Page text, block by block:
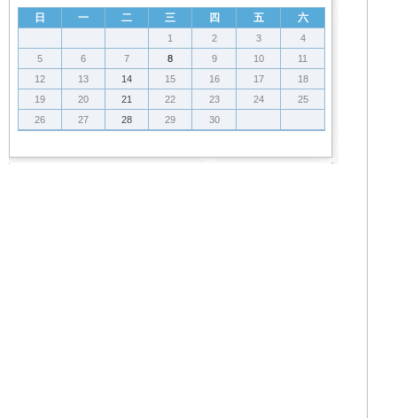
日 一 二 三 四 五 六
1 2 3
4
5
6 7 8 9 10
11
12
13 14 15 16 17
18
19
20 21 22 23 24
25
26
27 28 29 30